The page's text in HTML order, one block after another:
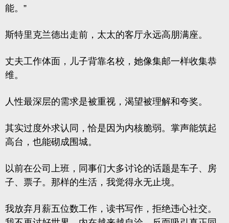
能。”
斯特里克兰德出走前，太太的客厅永远高朋满座。
丈夫工作体面，儿子背靠名校，她像集邮一样收集恭
维。
人性最深层的需求是被重视，渴望被理解和夸奖。
其实过度外求认同，恰是因为内核脆弱。掌声能筑起
高台，也能砌成围城。
以前在公司上班，同事们大多讨论的话题是车子、房
子、票子。那样的生活，我觉得永无止境。
我放弃月薪五位数工作，读书写作，拒绝违心社交。